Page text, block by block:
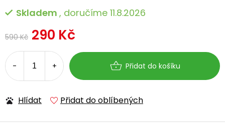
590 Kč 290 Kč
cena:
Skladem , doručíme 11.8.2026
Přidat do košíku
Hlídat Přidat do oblíbených